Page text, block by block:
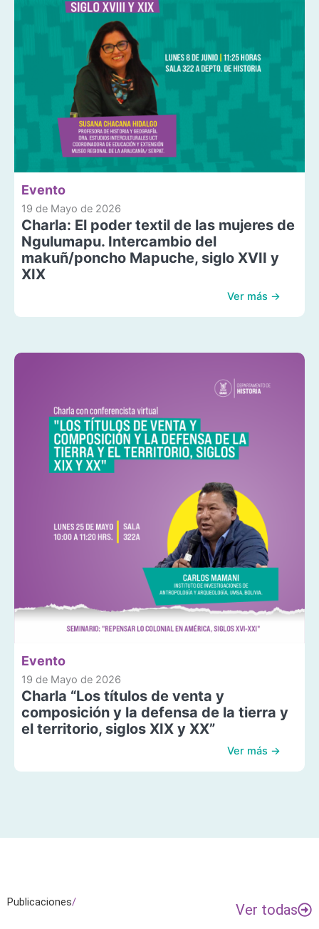
Evento
19 de Mayo de 2026
Charla: El poder textil de las mujeres de
Ngulumapu. Intercambio del
makuñ/poncho Mapuche, siglo XVII y
XIX
Ver más →
Evento
19 de Mayo de 2026
Charla “Los títulos de venta y
composición y la defensa de la tierra y
el territorio, siglos XIX y XX”
Ver más →
Publicaciones/ Ver todas